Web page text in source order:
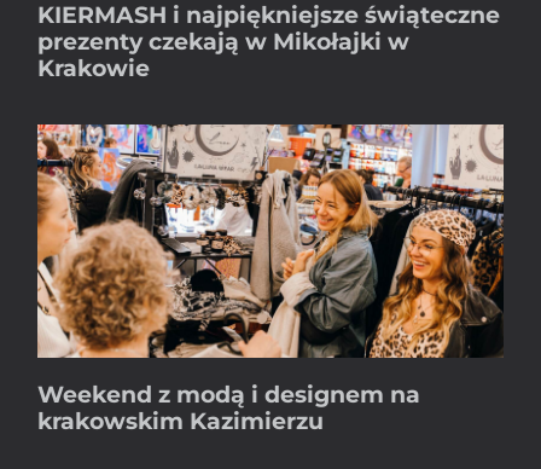
KIERMASH i najpiękniejsze świąteczne
prezenty czekają w Mikołajki w
Krakowie
Weekend z modą i designem na
krakowskim Kazimierzu